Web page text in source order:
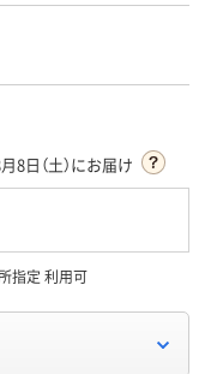
8日（土）にお届け
指定 利用可